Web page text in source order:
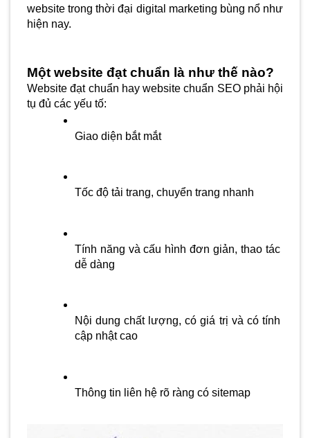
website trong thời đại digital marketing bùng nổ như
hiện nay.
Một website đạt chuẩn là như thế nào?
Website đạt chuẩn hay website chuẩn SEO phải hội
tụ đủ các yếu tố:
Giao diện bắt mắt
Tốc độ tải trang, chuyển trang nhanh
Tính năng và cấu hình đơn giản, thao tác
dễ dàng
Nội dung chất lượng, có giá trị và có tính
cập nhật cao
Thông tin liên hệ rõ ràng có sitemap